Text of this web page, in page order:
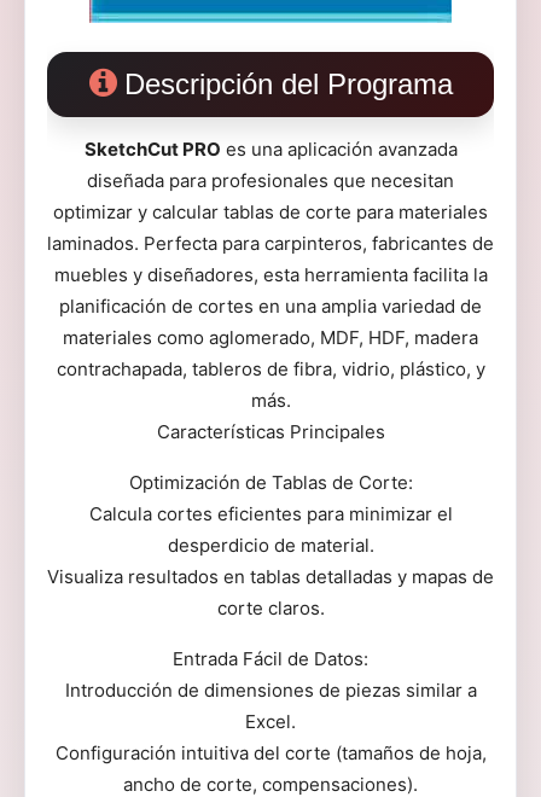
Descripción del Programa
SketchCut PRO es una aplicación avanzada
diseñada para profesionales que necesitan
optimizar y calcular tablas de corte para materiales
laminados. Perfecta para carpinteros, fabricantes de
muebles y diseñadores, esta herramienta facilita la
planificación de cortes en una amplia variedad de
materiales como aglomerado, MDF, HDF, madera
contrachapada, tableros de fibra, vidrio, plástico, y
más.
Características Principales
Optimización de Tablas de Corte:
Calcula cortes eficientes para minimizar el
desperdicio de material.
Visualiza resultados en tablas detalladas y mapas de
corte claros.
Entrada Fácil de Datos:
Introducción de dimensiones de piezas similar a
Excel.
Configuración intuitiva del corte (tamaños de hoja,
ancho de corte, compensaciones).